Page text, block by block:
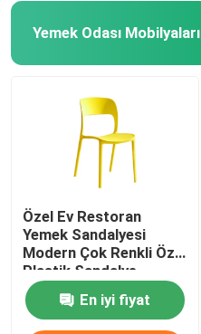
Yemek Odası Mobilyaları
Özel Ev Restoran
Yemek Sandalyesi
Modern Çok Renkli Özel
Plastik Sandalye
En iyi fiyat